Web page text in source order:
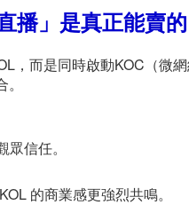
播」是真正能賣
，而是同時啟動KOC（微
信任。
的商業感更強烈共鳴。